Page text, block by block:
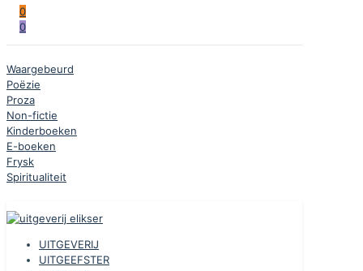
0
0
Waargebeurd
Poëzie
Proza
Non-fictie
Kinderboeken
E-boeken
Frysk
Spiritualiteit
UITGEVERIJ
UITGEEFSTER